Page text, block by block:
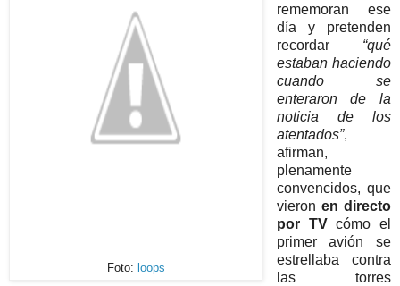
Foto: loops
rememoran ese
día y pretenden
recordar “qué
estaban haciendo
cuando se
enteraron de la
noticia de los
atentados”,
afirman,
plenamente
convencidos, que
vieron en directo
por TVcómo el
primer avión se
estrellaba contra
las torres